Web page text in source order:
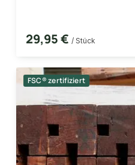
29,95 € / Stück
FSC® zertifiziert